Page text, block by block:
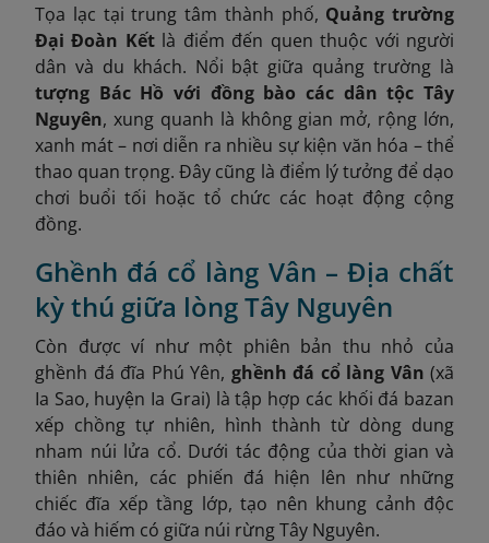
Tọa lạc tại trung tâm thành phố, Quảng trường
Đại Đoàn Kếtlà điểm đến quen thuộc với người
dân và du khách. Nổi bật giữa quảng trường là
tượng Bác Hồ với đồng bào các dân tộc Tây
Nguyên, xung quanh là không gian mở, rộng lớn,
xanh mát – nơi diễn ra nhiều sự kiện văn hóa – thể
thao quan trọng. Đây cũng là điểm lý tưởng để dạo
chơi buổi tối hoặc tổ chức các hoạt động cộng
đồng.
Ghềnh đá cổ làng Vân – Địa chất
kỳ thú giữa lòng Tây Nguyên
Còn được ví như một phiên bản thu nhỏ của
ghềnh đá đĩa Phú Yên, ghềnh đá cổ làng Vân (xã
Ia Sao, huyện Ia Grai) là tập hợp các khối đá bazan
xếp chồng tự nhiên, hình thành từ dòng dung
nham núi lửa cổ. Dưới tác động của thời gian và
thiên nhiên, các phiến đá hiện lên như những
chiếc đĩa xếp tầng lớp, tạo nên khung cảnh độc
đáo và hiếm có giữa núi rừng Tây Nguyên.